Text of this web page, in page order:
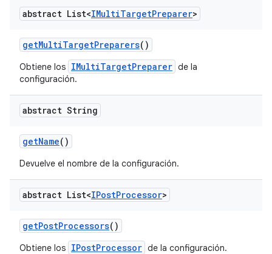
abstract List<IMultiTargetPreparer>
getMultiTargetPreparers()
Obtiene los IMultiTargetPreparer de la
configuración.
abstract String
getName()
Devuelve el nombre de la configuración.
abstract List<IPostProcessor>
getPostProcessors()
Obtiene los IPostProcessor de la configuración.